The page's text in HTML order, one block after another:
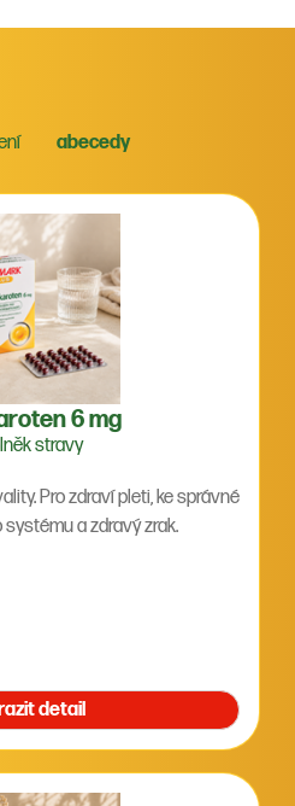
abecedy
6 mg
stravy
Pro zdraví pleti, ke správné
a zdravý zrak.
detail